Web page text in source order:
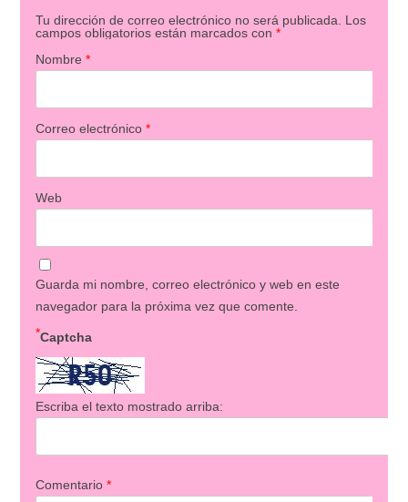
Tu dirección de correo electrónico no será publicada.
Los
campos obligatorios están marcados con *
Nombre *
Correo electrónico *
Web
Guarda mi nombre, correo electrónico y web en este
navegador para la próxima vez que comente.
Captcha
*
Escriba el texto mostrado arriba:
Comentario *